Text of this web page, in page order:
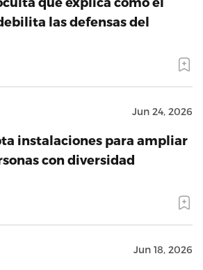
las defensas del
Jun 24, 2026
instalaciones para ampliar
con diversidad
Jun 18, 2026